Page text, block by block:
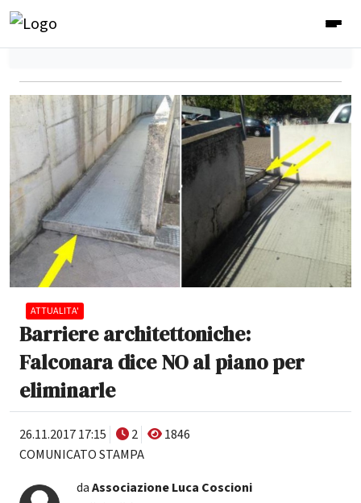
ATTUALITA'
Barriere architettoniche:
Falconara dice NO al piano per
eliminarle
26.11.2017 17:15 2
1846
COMUNICATO STAMPA
daAssociazione Luca Coscioni